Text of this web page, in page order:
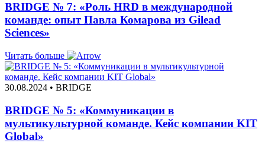
BRIDGE № 7: «Роль HRD в международной
команде: опыт Павла Комарова из Gilead
Sciences»
Читать больше
30.08.2024 • BRIDGE
BRIDGE № 5: «Коммуникации в
мультикультурной команде. Кейс компании KIT
Global»